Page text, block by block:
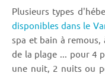
Plusieurs types
disponibles dans le
spa et bain à remous,
de la plage ... pour 4
une nuit, 2 nuits ou